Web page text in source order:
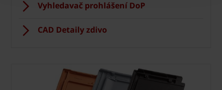
Vyhledavač prohlášení DoP
CAD Detaily zdivo